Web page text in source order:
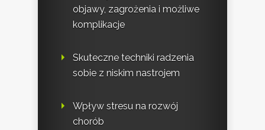
objawy, zagrożenia i możliwe
komplikacje
Skuteczne techniki radzenia
sobie z niskim nastrojem
Wpływ stresu na rozwój
chorób